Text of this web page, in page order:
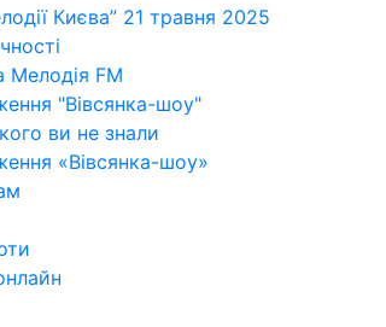
Києва” 21 травня 2025
Мелодія FM
"Вівсянка-шоу"
ви не знали
«Вівсянка-шоу»